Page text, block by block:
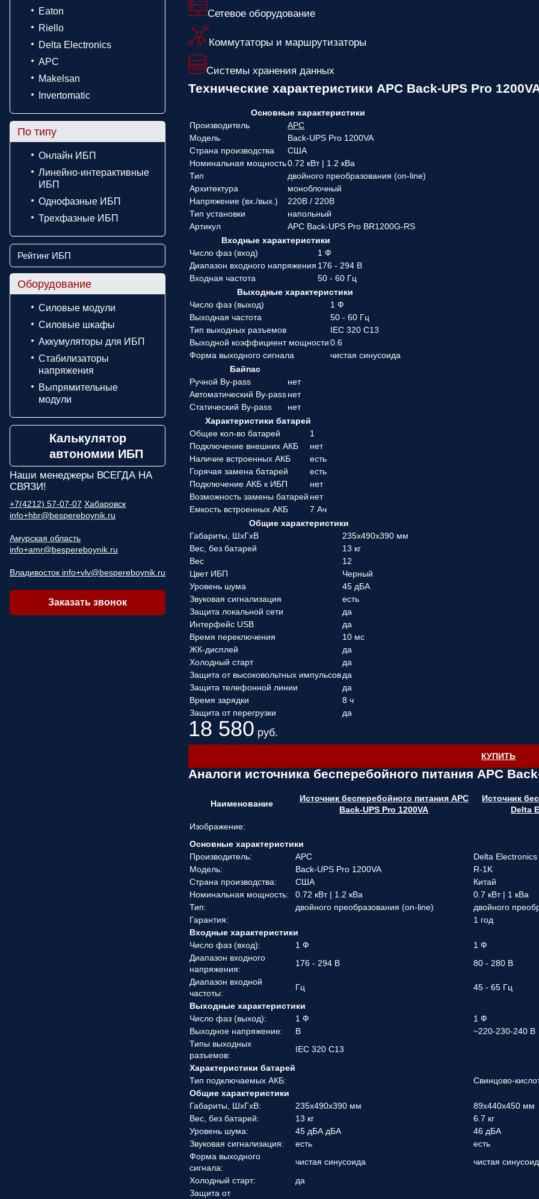
Eaton
Riello
Delta Electronics
APC
Makelsan
Invertomatic
По типу
Онлайн ИБП
Линейно-интерактивные
ИБП
Однофазные ИБП
Трехфазные ИБП
Рейтинг ИБП
Оборудование
Силовые модули
Силовые шкафы
Аккумуляторы для ИБП
Стабилизаторы
напряжения
Выпрямительные
модули
Калькулятор
автономии ИБП
Наши менеджеры ВСЕГДА НА
СВЯЗИ!
+7(4212) 57-07-07 Хабаровск
info+hbr@bespereboynik.ru
Амурская область
info+amr@bespereboynik.ru
Владивосток info+vlv@bespereboynik.ru
Заказать звонок
Сетевое оборудование
Коммутаторы и маршрутизаторы
Системы хранения данных
Технические характеристики APC Back-UPS Pro
Основные характеристики
Производитель
APC
Модель
Back-UPS Pro 1200VA
Страна производства
США
Номинальная мощность0.72 кВт | 1.2 кВа
Тип
двойного преобразования (on-line)
Архитектура
моноблочный
Напряжение (вx./вых.)
220В / 220В
Тип установки
напольный
Артикул
APC Back-UPS Pro BR1200G-RS
Входные характеристики
Число фаз (вход)
1 Ф
Диапазон входного напряжения 176 - 294 В
Входная частота
50 - 60 Гц
Выходные характеристики
Число фаз (выход)
1 Ф
Выходная частота
50 - 60 Гц
Тип выходных разъемов
IEC 320 C13
Выходной коэффициент мощности 0.6
Форма выходного сигнала
чистая синусоида
Байпас
Ручной By-pass
нет
Автоматический By-passнет
Статический By-pass
нет
Характеристики батарей
Общее кол-во батарей
1
Подключение внешних АКБ
нет
Наличие встроенных АКБ
есть
Горячая замена батарей
есть
Подключение АКБ к ИБП
нет
Возможность замены батарей нет
Емкость встроенных АКБ
7 Ач
Общие характеристики
Габариты, ШхГхВ
235x490x390 мм
Вес, без батарей
13 кг
Вес
12
Цвет ИБП
Черный
Уровень шума
45 дБА
Звуковая сигнализация
есть
Защита локальной сети
да
Интерфейс USB
да
Время переключения
10 мс
ЖК-дисплей
да
Холодный старт
да
Защита от высоковольтных импульсовда
Защита телефонной линии
да
Время зарядки
8 ч
Защита от перегрузки
да
18 580 руб.
КУПИТЬ
Аналоги источника бесперебойного питания APC
Наименование
Источник бесперебойного питания APC
Back-UPS Pro 1200VA
Источник
Delta
Изображение:
Основные характеристики
Производитель:
APC Delta Electronics
Модель:
Back-UPS Pro 1200VA R-1K
Страна производства:
США Китай
Номинальная мощность:
0.72 кВт | 1.2 кВа 0.7 кВт | 1 кВа
Тип:
двойного преобразования (on-line) двойного
Гарантия:
1 год
Входные характеристики
Число фаз (вход):
1 Ф 1 Ф
Диапазон входного
напряжения:
176 - 294 В 80 - 280 В
Диапазон входной
частоты:
Гц 45 - 65 Гц
Выходные характеристики
Число фаз (выход):
1 Ф 1 Ф
Выходное напряжение:
В ~220-230-240 В
Типы выходных
разъемов:
IEC 320 C13
Характеристики батарей
Тип подключаемых АКБ:
Свинцово-
Общие характеристики
Габариты, ШхГхВ:
235x490x390 мм 89x440x450 мм
Вес, без батарей:
13 кг
6.7 кг
Уровень шума:
45 дБА дБА 46 дБА
Звуковая сигнализация:
есть есть
Форма выходного
сигнала:
чистая синусоида чистая
Холодный старт:
да
Защита от